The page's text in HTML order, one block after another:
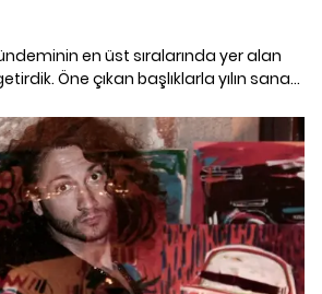
en üst sıralarında yer alan